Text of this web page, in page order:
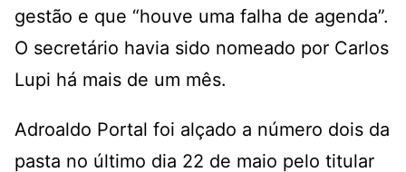
gestão e que “houve uma falha de agenda”.
O secretário havia sido nomeado por Carlos
Lupi há mais de um mês.
Adroaldo Portal foi alçado a número dois da
pasta no último dia 22 de maio pelo titular